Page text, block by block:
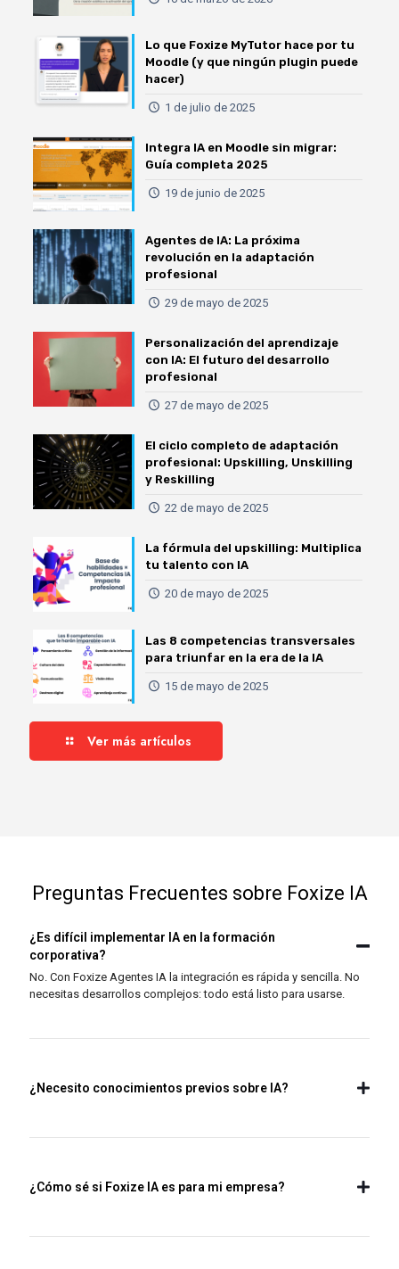
Lo que Foxize MyTutor hace por tu
Moodle (y que ningún plugin puede
hacer)
1 de julio de 2025
Integra IA en Moodle sin migrar:
Guía completa 2025
19 de junio de 2025
Agentes de IA: La próxima
revolución en la adaptación
profesional
29 de mayo de 2025
Personalización del aprendizaje
con IA: El futuro del desarrollo
profesional
27 de mayo de 2025
El ciclo completo de adaptación
profesional: Upskilling, Unskilling
y Reskilling
22 de mayo de 2025
La fórmula del upskilling: Multiplica
tu talento con IA
20 de mayo de 2025
Las 8 competencias transversales
para triunfar en la era de la IA
15 de mayo de 2025
Ver más artículos
Preguntas Frecuentes sobre Foxize IA
¿Es difícil implementar IA en la formación
corporativa?
No. Con Foxize Agentes IA la integración es rápida y sencilla. No
necesitas desarrollos complejos: todo está listo para usarse.
¿Necesito conocimientos previos sobre IA?
¿Cómo sé si Foxize IA es para mi empresa?